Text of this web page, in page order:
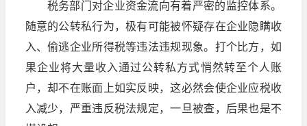
税务部门对企业资金流向有着严密的监控体系。
随意的公转私行为，极有可能被怀疑存在企业隐瞒收
入、偷逃企业所得税等违法违规现象。打个比方，如
果企业将大量收入通过公转私方式悄然转至个人账
户，却不在账面上如实反映，这必然会使企业应税收
入减少，严重违反税法规定，一旦被查，后果也是不